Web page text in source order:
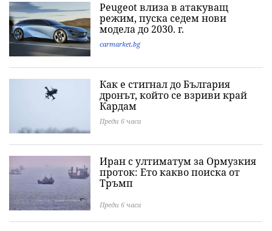
Peugeot влиза в атакуващ
режим, пуска седем нови
модела до 2030. г.
carmarket.bg
Как е стигнал до България
дронът, който се взриви край
Кардам
Преди 6 часа
Иран с ултиматум за Ормузкия
проток: Ето какво поиска от
Тръмп
Преди 6 часа